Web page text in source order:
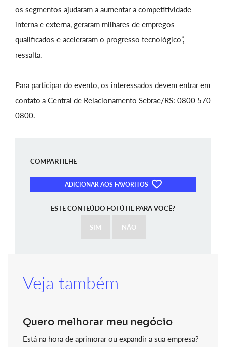
os segmentos ajudaram a aumentar a competitividade
interna e externa, geraram milhares de empregos
qualificados e aceleraram o progresso tecnológico”,
ressalta.
Para participar do evento, os interessados devem entrar em
contato a Central de Relacionamento Sebrae/RS: 0800 570
0800.
COMPARTILHE
ADICIONAR AOS FAVORITOS
ESTE CONTEÚDO FOI ÚTIL PARA VOCÊ?
SIM NÃO
Veja também
Quero melhorar meu negócio
Está na hora de aprimorar ou expandir a sua empresa?